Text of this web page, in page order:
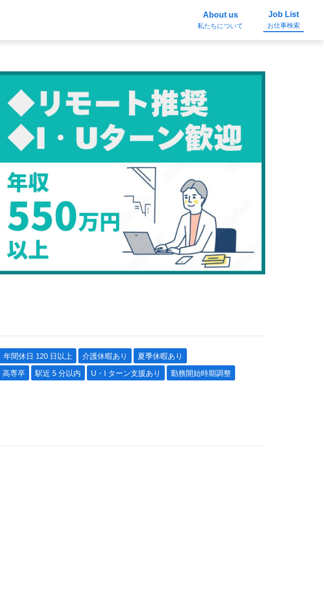
About us
私たちについて
Job List
お仕事検索
年間休日 120 日以上 介護休暇あり
夏季休暇あり
高専卒 駅近 5 分以内 U・I ターン支援あり
勤務開始時期調整